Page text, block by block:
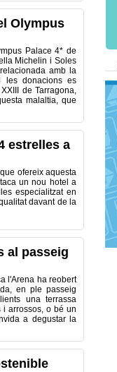
Olympus
Palace 4* de
Michelin i Soles
amb la
les donacions es
de Tarragona,
malaltia, que
estrelles a
ofereix aquesta
un nou hotel a
especialitzat en
davant de la
al passeig
l'Arena ha reobert
en ple passeig
una terrassa
i arrossos, o bé un
a degustar la